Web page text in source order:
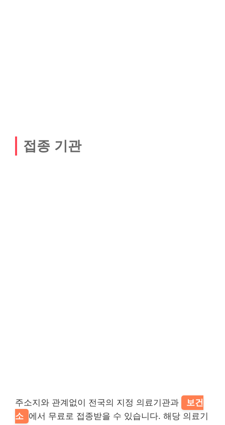
접종 기관
주소지와 관계없이 전국의 지정 의료기관과
보건
소 에서 무료로 접종받을 수 있습니다. 해당 의료기